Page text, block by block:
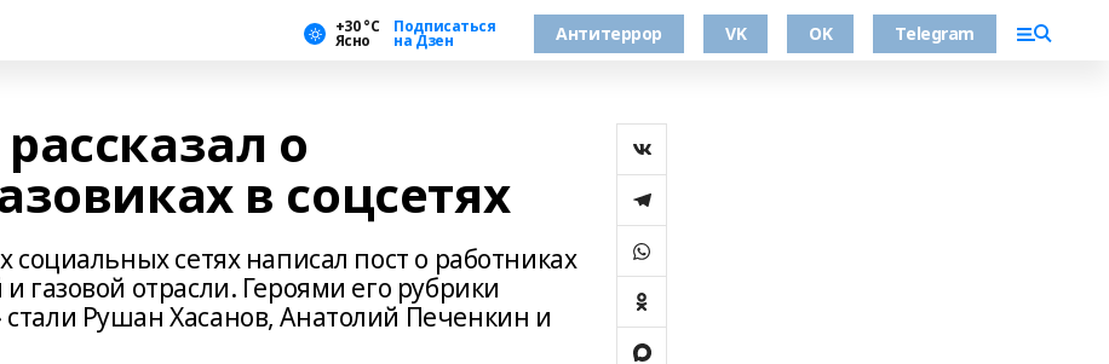
+30 °С
Ясно
Подписаться
на Дзен Антитеррор VK OK Telegram
о
в соцсетях
сетях написал пост о работниках
газовой отрасли. Героями его рубрики
Рушан Хасанов, Анатолий Печенкин и